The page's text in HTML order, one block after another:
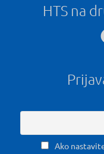
HTS na
Ako